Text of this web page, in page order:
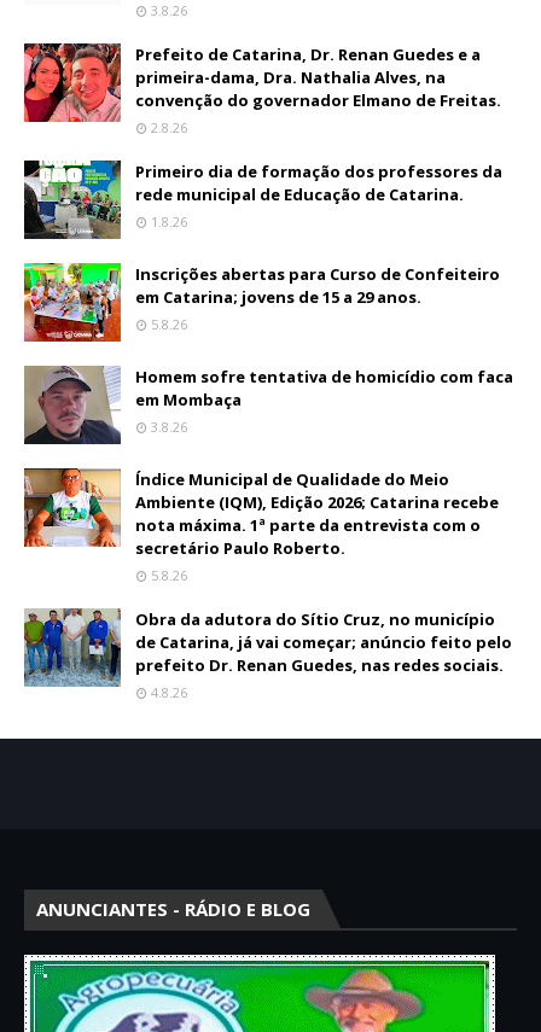
3.8.26
Prefeito de Catarina, Dr. Renan Guedes e a
primeira-dama, Dra. Nathalia Alves, na
convenção do governador Elmano de Freitas.
2.8.26
Primeiro dia de formação dos professores da
rede municipal de Educação de Catarina.
1.8.26
Inscrições abertas para Curso de Confeiteiro
em Catarina; jovens de 15 a 29 anos.
5.8.26
Homem sofre tentativa de homicídio com faca
em Mombaça
3.8.26
Índice Municipal de Qualidade do Meio
Ambiente (IQM), Edição 2026; Catarina recebe
nota máxima. 1ª parte da entrevista com o
secretário Paulo Roberto.
5.8.26
Obra da adutora do Sítio Cruz, no município
de Catarina, já vai começar; anúncio feito pelo
prefeito Dr. Renan Guedes, nas redes sociais.
4.8.26
ANUNCIANTES - RÁDIO E BLOG